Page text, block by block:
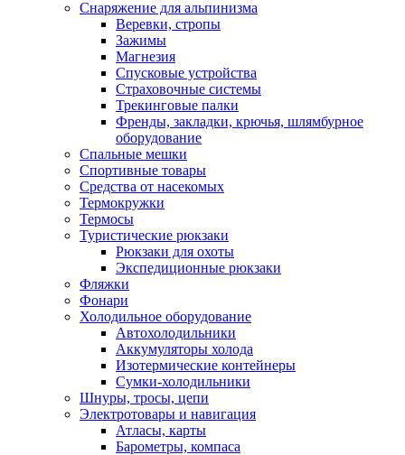
Снаряжение для альпинизма
Веревки, стропы
Зажимы
Магнезия
Спусковые устройства
Страховочные системы
Трекинговые палки
Френды, закладки, крючья, шлямбурное
оборудование
Спальные мешки
Спортивные товары
Средства от насекомых
Термокружки
Термосы
Туристические рюкзаки
Рюкзаки для охоты
Экспедиционные рюкзаки
Фляжки
Фонари
Холодильное оборудование
Автохолодильники
Аккумуляторы холода
Изотермические контейнеры
Сумки-холодильники
Шнуры, тросы, цепи
Электротовары и навигация
Атласы, карты
Барометры, компаса